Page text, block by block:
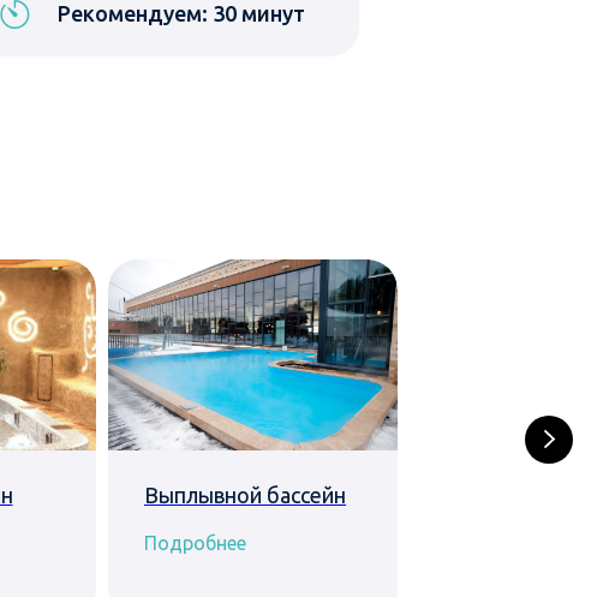
Рекомендуем: 30 минут
Выплывной бассейн
Подробнее